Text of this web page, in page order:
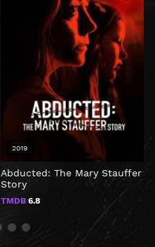
Abducted: The Mary Stauffer
Story
TMDB 6.8
2019